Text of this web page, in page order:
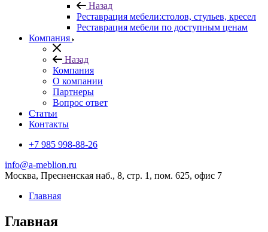
Назад
Реставрация мебели:столов, стульев, кресел
Реставрация мебели по доступным ценам
Компания
Назад
Компания
О компании
Партнеры
Вопрос ответ
Cтатьи
Контакты
+7 985 998-88-26
info@a-meblion.ru
Москва, Пресненская наб., 8, стр. 1, пом. 625, офис 7
Главная
Главная